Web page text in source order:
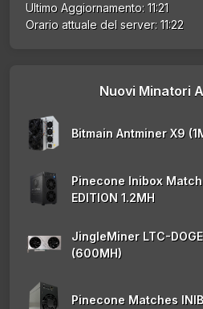
Ultimo Aggiornamento: 11:21
Orario attuale del server: 11:22
Nuovi Minatori
Bitmain Antminer X9
Pinecone Inibox
EDITION 1.2MH
JingleMiner LTC-
(600MH)
Pinecone Matches